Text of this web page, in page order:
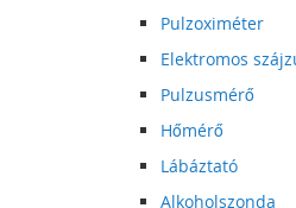
Pulzoximéter
Elektromos
Pulzusmérő
Hőmérő
Lábáztató
Alkoholszonda